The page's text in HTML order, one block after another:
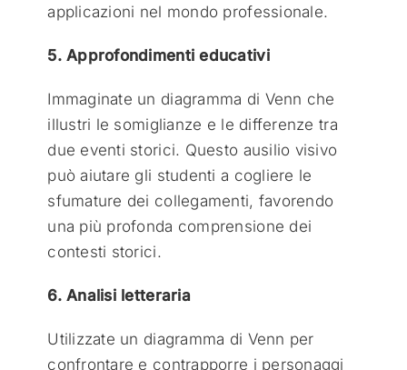
applicazioni nel mondo professionale.
5. Approfondimenti educativi
Immaginate un diagramma di Venn che
illustri le somiglianze e le differenze tra
due eventi storici. Questo ausilio visivo
può aiutare gli studenti a cogliere le
sfumature dei collegamenti, favorendo
una più profonda comprensione dei
contesti storici.
6. Analisi letteraria
Utilizzate un diagramma di Venn per
confrontare e contrapporre i personaggi